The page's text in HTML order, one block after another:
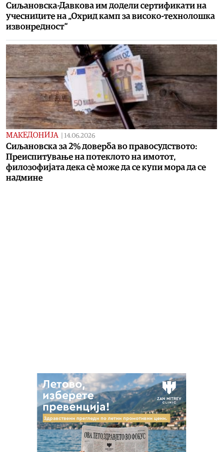
Сиљановска-Давкова им додели сертификати на
учесниците на „Охрид камп за високо-технолошка
извонредност“
МАКЕДОНИЈА | 14.06.2026
Сиљановска за 2% доверба во правосудството:
Преиспитување на потеклото на имотот,
филозофијата дека сѐ може да се купи мора да се
надмине